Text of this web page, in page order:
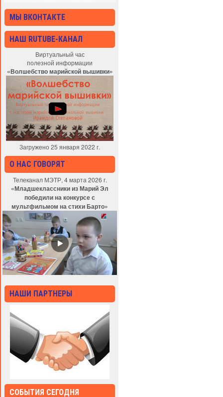
МЫ ВКОНТАКТЕ
НАШ RUTUBE-КАНАЛ
Виртуальный час
полезной информации
«Волшебство марийской вышивки»
Загружено 25 января 2022 г.
О НАС ГОВОРЯТ
Телеканал МЭТР, 4 марта 2026 г.
«Младшеклассники из Марий Эл
победили на конкурсе с
мультфильмом на стихи Барто»
НАШИ ПАРТНЕРЫ
СОБЫТИЯ СЕГОДНЯ